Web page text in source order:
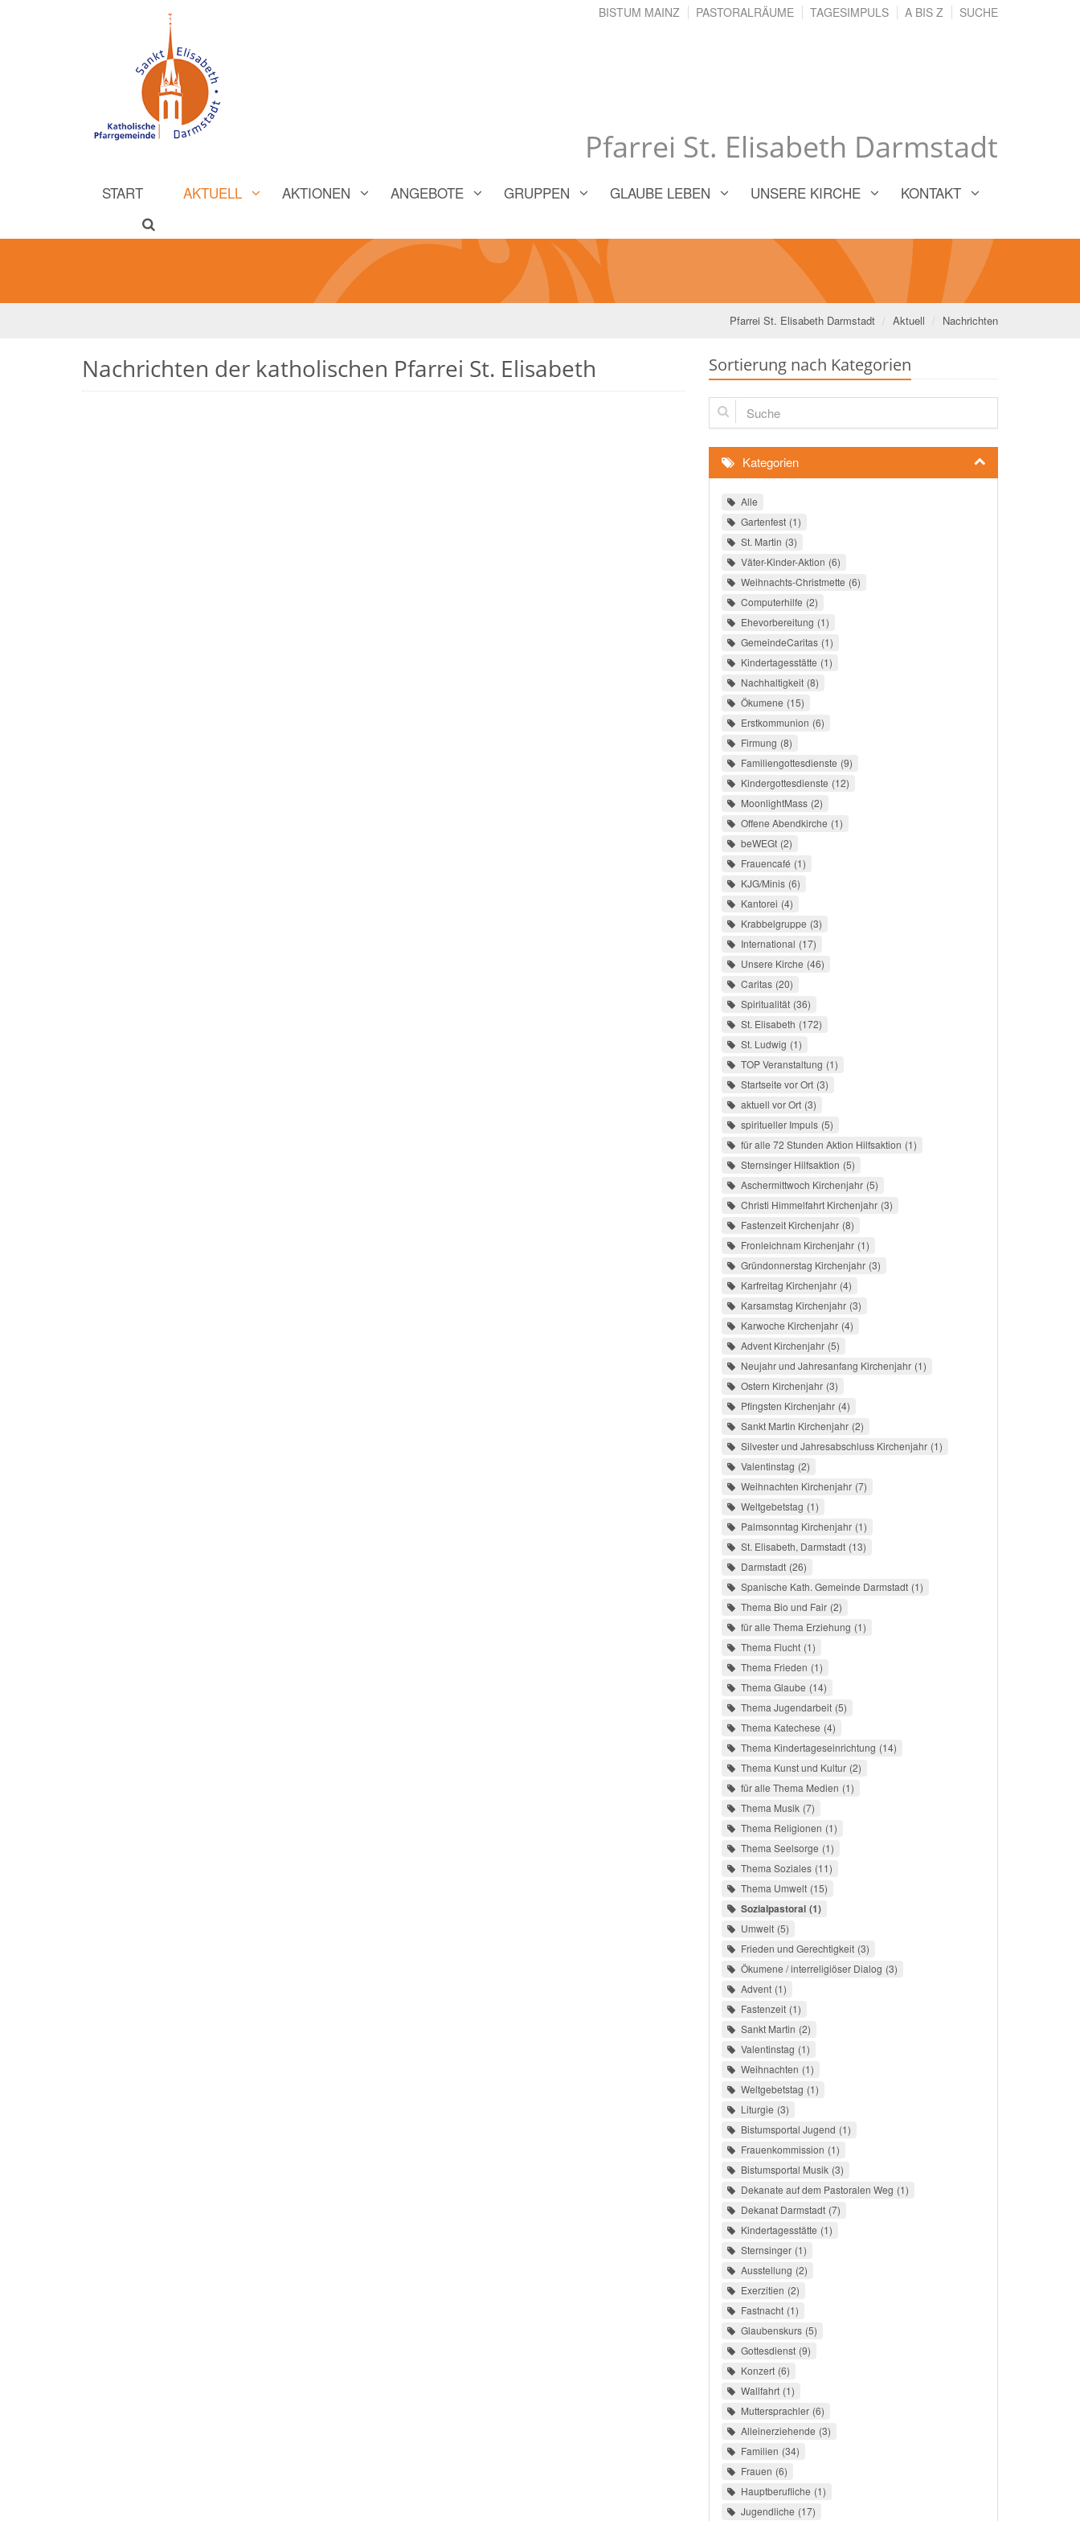
Pfarrei St. Elisabeth Darmstadt
BISTUM MAINZ PASTORALRÄUME TAGESIMPULS A BIS Z SUCHE
START AKTUELL AKTIONEN ANGEBOTE GRUPPEN GLAUBE LEBEN UNSERE KIRCHE KONTAKT
Pfarrei St. Elisabeth Darmstadt Aktuell Nachrichten
Nachrichten der katholischen Pfarrei St. Elisabeth Sortierung nach Kategorien
Suche
Kategorien
Alle
Gartenfest 1
St. Martin 3
Väter-Kinder-Aktion 6
Weihnachts-Christmette 6
Computerhilfe 2
Ehevorbereitung 1
GemeindeCaritas 1
Kindertagesstätte 1
Nachhaltigkeit 8
Ökumene 15
Erstkommunion 6
Firmung 8
Familiengottesdienste 9
Kindergottesdienste 12
MoonlightMass 2
Offene Abendkirche 1
beWEGt 2
Frauencafé 1
KJG/Minis 6
Kantorei 4
Krabbelgruppe 3
International 17
Unsere Kirche 46
Caritas 20
Spiritualität 36
St. Elisabeth 172
St. Ludwig 1
TOP Veranstaltung 1
Startseite vor Ort 3
aktuell vor Ort 3
spiritueller Impuls 5
für alle 72 Stunden Aktion Hilfsaktion 1
Sternsinger Hilfsaktion 5
Aschermittwoch Kirchenjahr 5
Christi Himmelfahrt Kirchenjahr 3
Fastenzeit Kirchenjahr 8
Fronleichnam Kirchenjahr 1
Gründonnerstag Kirchenjahr 3
Karfreitag Kirchenjahr 4
Karsamstag Kirchenjahr 3
Karwoche Kirchenjahr 4
Advent Kirchenjahr 5
Neujahr und Jahresanfang Kirchenjahr 1
Ostern Kirchenjahr 3
Pfingsten Kirchenjahr 4
Sankt Martin Kirchenjahr 2
Silvester und Jahresabschluss Kirchenjahr 1
Valentinstag 2
Weihnachten Kirchenjahr 7
Weltgebetstag 1
Palmsonntag Kirchenjahr 1
St. Elisabeth, Darmstadt 13
Darmstadt 26
Spanische Kath. Gemeinde Darmstadt 1
Thema Bio und Fair 2
für alle Thema Erziehung 1
Thema Flucht 1
Thema Frieden 1
Thema Glaube 14
Thema Jugendarbeit 5
Thema Katechese 4
Thema Kindertageseinrichtung 14
Thema Kunst und Kultur 2
für alle Thema Medien 1
Thema Musik 7
Thema Religionen 1
Thema Seelsorge 1
Thema Soziales 11
Thema Umwelt 15
Sozialpastoral 1
Umwelt 5
Frieden und Gerechtigkeit 3
Ökumene / interreligiöser Dialog 3
Advent 1
Fastenzeit 1
Sankt Martin 2
Valentinstag 1
Weihnachten 1
Weltgebetstag 1
Liturgie 3
Bistumsportal Jugend 1
Frauenkommission 1
Bistumsportal Musik 3
Dekanate auf dem Pastoralen Weg 1
Dekanat Darmstadt 7
Kindertagesstätte 1
Sternsinger 1
Ausstellung 2
Exerzitien 2
Fastnacht 1
Glaubenskurs 5
Gottesdienst 9
Konzert 6
Wallfahrt 1
Muttersprachler 6
Alleinerziehende 3
Familien 34
Frauen 6
Hauptberufliche 1
Jugendliche 17